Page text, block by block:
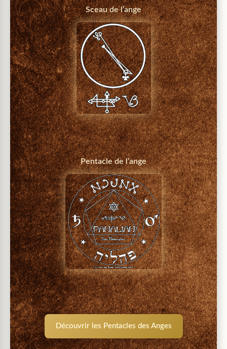
Sceau de l’ange
Pentacle de l’ange
Découvrir les Pentacles des Anges